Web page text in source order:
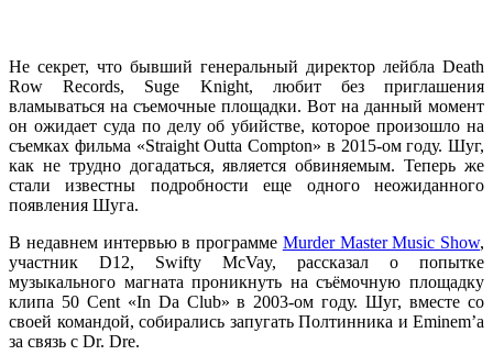
Не секрет, что бывший генеральный директор лейбла Death
Row Records, Suge Knight, любит без приглашения
вламываться на съемочные площадки. Вот на данный момент
он ожидает суда по делу об убийстве, которое произошло на
съемках фильма «Straight Outta Compton» в 2015-ом году. Шуг,
как не трудно догадаться, является обвиняемым. Теперь же
стали известны подробности еще одного неожиданного
появления Шуга.
В недавнем интервью в программе Murder Master Music Show,
участник D12, Swifty McVay, рассказал о попытке
музыкального магната проникнуть на съёмочную площадку
клипа 50 Cent «In Da Club» в 2003-ом году.Шуг, вместе со
своей командой, собирались запугать Полтинника и Eminem’a
за связь с Dr. Dre.